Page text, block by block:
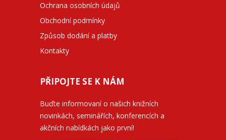
Ochrana osobních údajů
Obchodní podmínky
Způsob dodání a platby
Kontakty
PŘIPOJTE SE K NÁM
Buďte informovaní o našich knižních
novinkách, seminářích, konferencích a
akčních nabídkách jako první!